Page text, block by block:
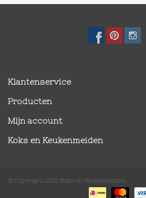
Klantenservice
Producten
Mijn account
Koks en Keukenmeiden
© Copyright 2026 Koks en Keukenmeiden